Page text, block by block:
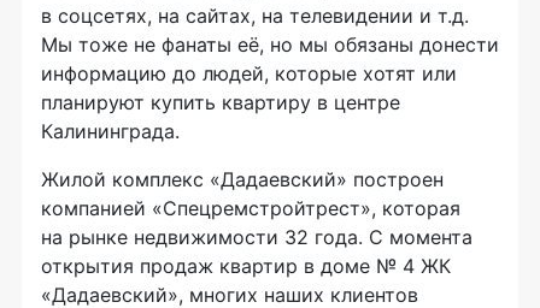
в соцсетях, на сайтах, на телевидении и т.д.
Мы тоже не фанаты её, но мы обязаны донести
информацию до людей, которые хотят или
планируют купить квартиру в центре
Калининграда.
Жилой комплекс «Дадаевский» построен
компанией «Спецремстройтрест», которая
на рынке недвижимости 32 года. С момента
открытия продаж квартир в доме № 4 ЖК
«Дадаевский», многих наших клиентов